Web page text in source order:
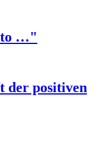
to …"
der positiven